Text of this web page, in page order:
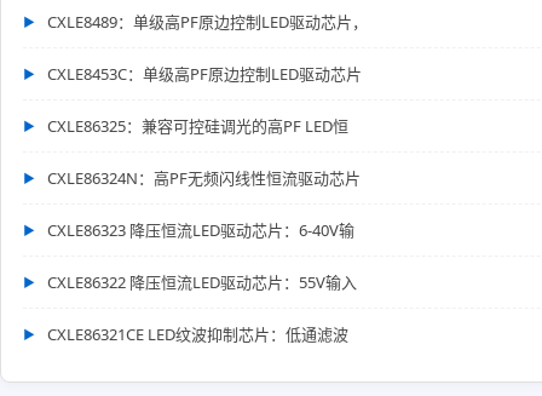
CXLE8489：单级高PF原边控制LED驱动芯片，
CXLE8453C：单级高PF原边控制LED驱动芯片
CXLE86325：兼容可控硅调光的高PF LED恒
CXLE86324N：高PF无频闪线性恒流驱动芯片
CXLE86323 降压恒流LED驱动芯片：6-40V输
CXLE86322 降压恒流LED驱动芯片：55V输入
CXLE86321CE LED纹波抑制芯片：低通滤波